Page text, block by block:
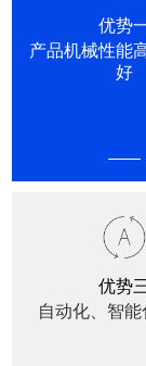
优势
产品机械性能
好
优势
自动化、智